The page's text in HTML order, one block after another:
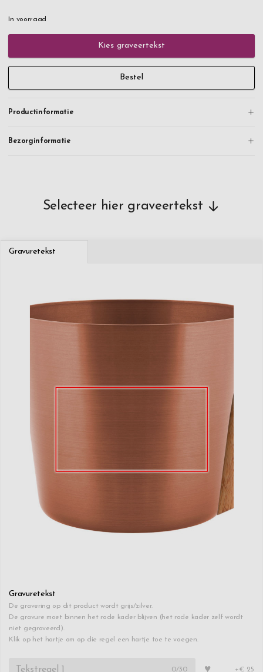
In voorraad
Kies graveertekst
Bestel
Productinformatie
Bezorginformatie
Selecteer hier graveertekst
Gravuretekst
Gravuretekst
De gravering op dit product wordt grijs/zilver.
De gravure moet binnen het rode kader blijven (het rode kader zelf wordt
niet gegraveerd).
Klik op het hartje om op die regel een hartje toe te voegen.
0/30 +€ 25